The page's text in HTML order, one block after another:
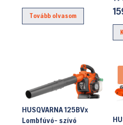
Tovább olvasom
HUSQVARNA 125BVx
Lombfúvó- szívó